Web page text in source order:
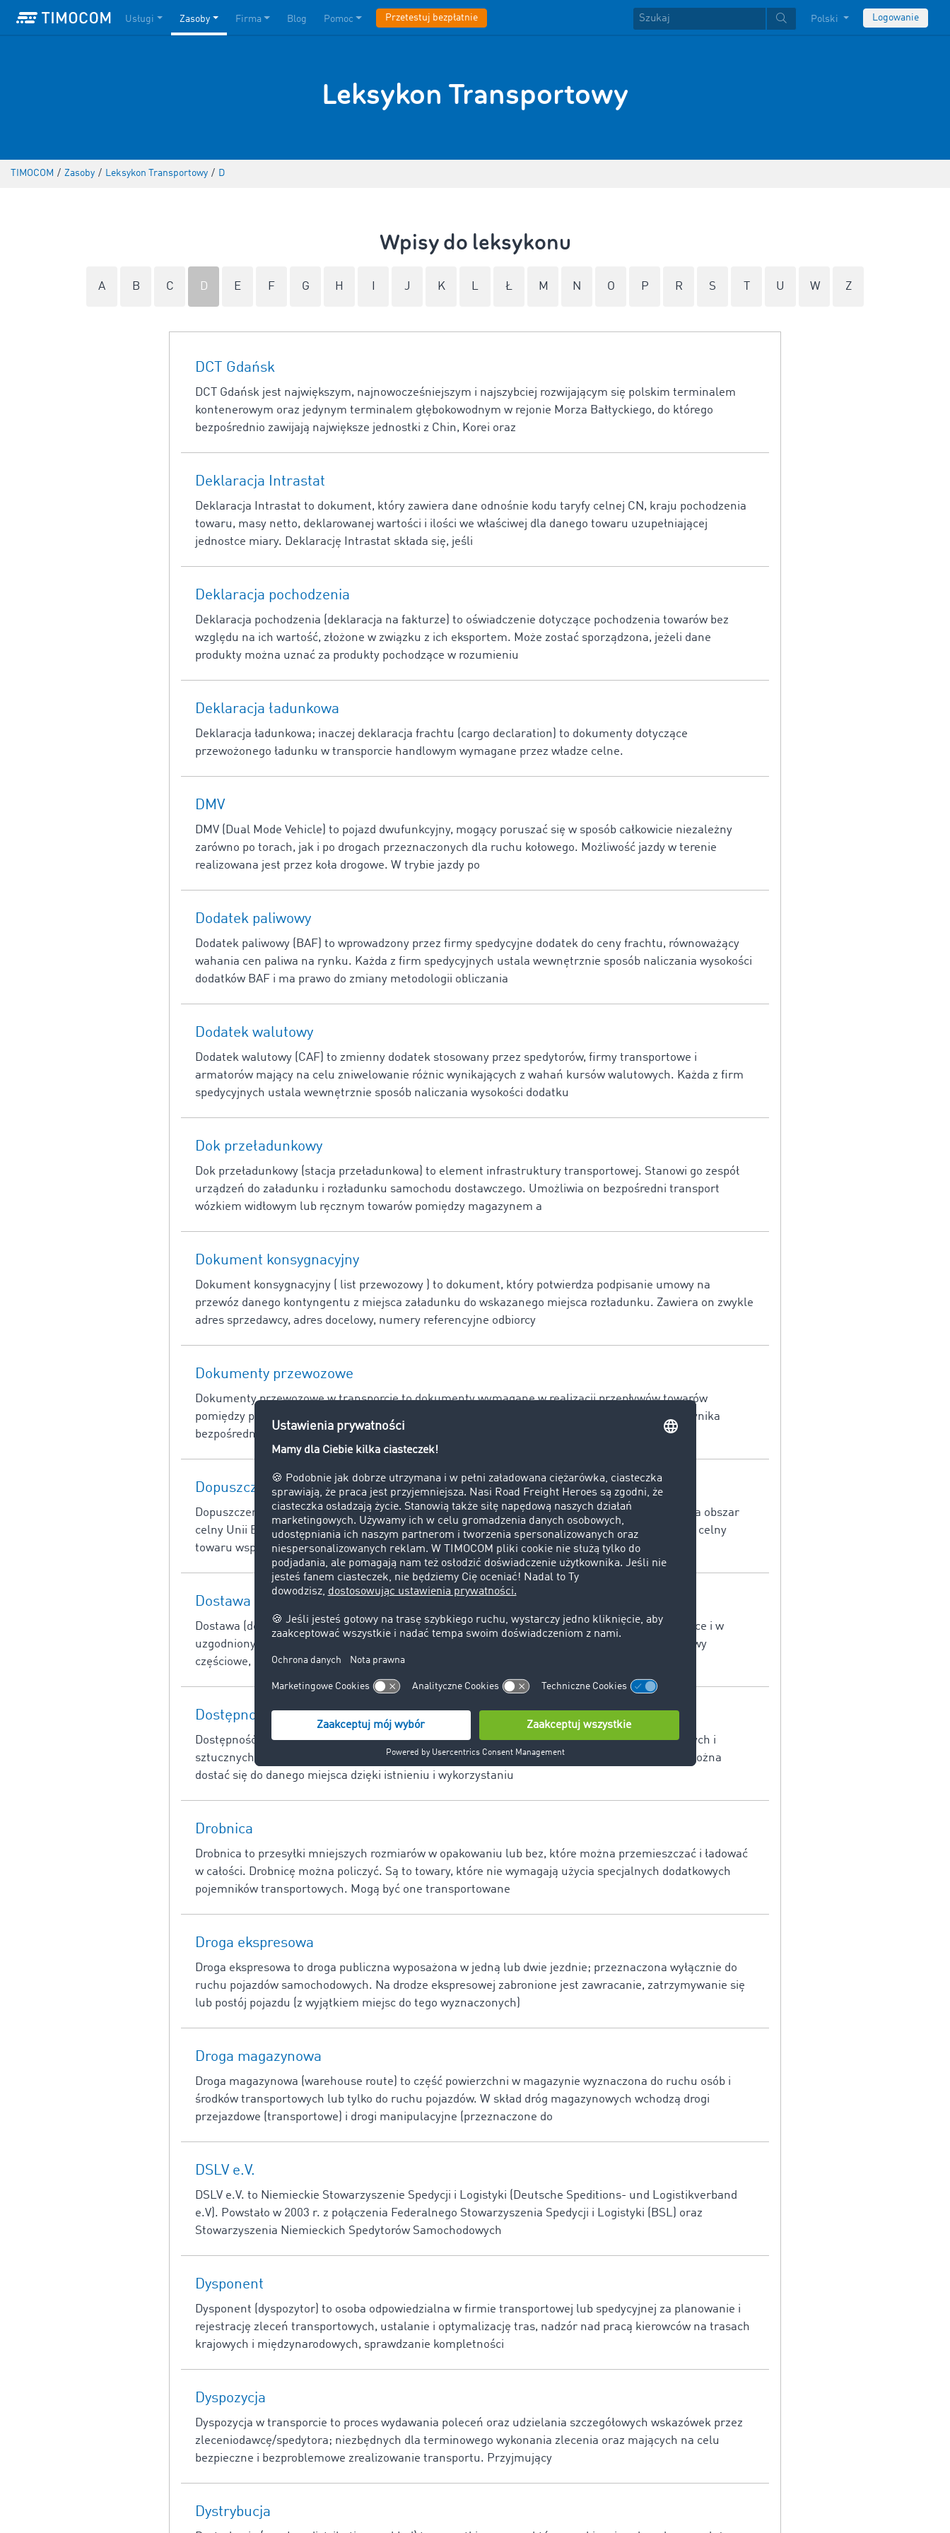
Usługi Zasoby Firma Blog Pomoc Przetestuj bezpłatnie Polski Logowanie
Leksykon Transportowy
TIMOCOM / Zasoby / Leksykon Transportowy / D
Wpisy do leksykonu
A B C D E F G H J K L Ł M N O P R S U W Z
DCT Gdańsk
DCT Gdańsk jest największym, najnowocześniejszym i najszybciej rozwijającym się polskim terminalem
kontenerowym oraz jedynym terminalem głębokowodnym w rejonie Morza Bałtyckiego, do którego
bezpośrednio zawijają największe jednostki z Chin, Korei oraz
Deklaracja Intrastat
Deklaracja Intrastat to dokument, który zawiera dane odnośnie kodu taryfy celnej CN, kraju pochodzenia
towaru, masy netto, deklarowanej wartości i ilości we właściwej dla danego towaru uzupełniającej
jednostce miary. Deklarację Intrastat składa się, jeśli
Deklaracja pochodzenia
Deklaracja pochodzenia (deklaracja na fakturze) to oświadczenie dotyczące pochodzenia towarów bez
względu na ich wartość, złożone w związku z ich eksportem. Może zostać sporządzona, jeżeli dane
produkty można uznać za produkty pochodzące w rozumieniu
Deklaracja ładunkowa
Deklaracja ładunkowa; inaczej deklaracja frachtu (cargo declaration) to dokumenty dotyczące
przewożonego ładunku w transporcie handlowym wymagane przez władze celne.
DMV
DMV (Dual Mode Vehicle) to pojazd dwufunkcyjny, mogący poruszać się w sposób całkowicie niezależny
zarówno po torach, jak i po drogach przeznaczonych dla ruchu kołowego. Możliwość jazdy w terenie
realizowana jest przez koła drogowe. W trybie jazdy po
Dodatek paliwowy
Dodatek paliwowy (BAF) to wprowadzony przez firmy spedycyjne dodatek do ceny frachtu, równoważący
wahania cen paliwa na rynku. Każda z firm spedycyjnych ustala wewnętrznie sposób naliczania wysokości
dodatków BAF i ma prawo do zmiany metodologii obliczania
Dodatek walutowy
Dodatek walutowy (CAF) to zmienny dodatek stosowany przez spedytorów, firmy transportowe i
armatorów mający na celu zniwelowanie różnic wynikających z wahań kursów walutowych. Każda z firm
spedycyjnych ustala wewnętrznie sposób naliczania wysokości dodatku
Dok przeładunkowy
Dok przeładunkowy (stacja przeładunkowa) to element infrastruktury transportowej. Stanowi go zespół
urządzeń do załadunku i rozładunku samochodu dostawczego. Umożliwia on bezpośredni transport
wózkiem widłowym lub ręcznym towarów pomiędzy magazynem a
Dokument konsygnacyjny
Dokument konsygnacyjny ( list przewozowy ) to dokument, który potwierdza podpisanie umowy na
przewóz danego kontyngentu z miejsca załadunku do wskazanego miejsca rozładunku. Zawiera on zwykle
adres sprzedawcy, adres docelowy, numery referencyjne odbiorcy
Dokumenty przewozowe
Dokumenty przewozowe w transporcie to dokumenty wymagane w realizacji przepływów towarów
pomiędzy podmiotami gospodarczymi. Rodzaj dokumentów wykorzystywanych w transporcie wynika
bezpośrednio z uregulowań prawnych (konwencje, ustawy, umowy, rozporządzenia
Dopuszczenie do obrotu
Dopuszczenie do obrotu ma zastosowanie w przypadku przywozu towarów niewspólnotowych na obszar
celny Unii Europejskiej. Po objęciu tą procedurą towaru niewspólnotowego otrzymuje on status celny
towaru wspólnotowego. Dopuszczenie do obrotu może nastąpić
Dostawa
Dostawa (delivery) to dostarczenie ściśle określonych partii dóbr w uzgodnione z odbiorcą miejsce i w
uzgodnionym czasie. Rozróżnia się kilka typów dostaw: dostawy bezpośrednie/pośrednie, dostawy
częściowe, dostawy dzielone, dostawy nadmierne/niepełne
Dostępność transportowa
Dostępność transportowa to pojęcie związane ściśle z istnieniem sieci infrastruktury (naturalnych i
sztucznych szlaków transportowych) oraz usług transportowych. To stopień łatwości, z jakim można
dostać się do danego miejsca dzięki istnieniu i wykorzystaniu
Drobnica
Drobnica to przesyłki mniejszych rozmiarów w opakowaniu lub bez, które można przemieszczać i ładować
w całości. Drobnicę można policzyć. Są to towary, które nie wymagają użycia specjalnych dodatkowych
pojemników transportowych. Mogą być one transportowane
Droga ekspresowa
Droga ekspresowa to droga publiczna wyposażona w jedną lub dwie jezdnie; przeznaczona wyłącznie do
ruchu pojazdów samochodowych. Na drodze ekspresowej zabronione jest zawracanie, zatrzymywanie się
lub postój pojazdu (z wyjątkiem miejsc do tego wyznaczonych)
Droga magazynowa
Droga magazynowa (warehouse route) to część powierzchni w magazynie wyznaczona do ruchu osób i
środków transportowych lub tylko do ruchu pojazdów. W skład dróg magazynowych wchodzą drogi
przejazdowe (transportowe) i drogi manipulacyjne (przeznaczone do
DSLV e.V.
DSLV e.V. to Niemieckie Stowarzyszenie Spedycji i Logistyki (Deutsche Speditions- und Logistikverband
e.V). Powstało w 2003 r. z połączenia Federalnego Stowarzyszenia Spedycji i Logistyki (BSL) oraz
Stowarzyszenia Niemieckich Spedytorów Samochodowych
Dysponent
Dysponent (dyspozytor) to osoba odpowiedzialna w firmie transportowej lub spedycyjnej za planowanie i
rejestrację zleceń transportowych, ustalanie i optymalizację tras, nadzór nad pracą kierowców na trasach
krajowych i międzynarodowych, sprawdzanie kompletności
Dyspozycja
Dyspozycja w transporcie to proces wydawania poleceń oraz udzielania szczegółowych wskazówek przez
zleceniodawcę/spedytora; niezbędnych dla terminowego wykonania zlecenia oraz mających na celu
bezpieczne i bezproblemowe zrealizowanie transportu. Przyjmujący
Dystrybucja